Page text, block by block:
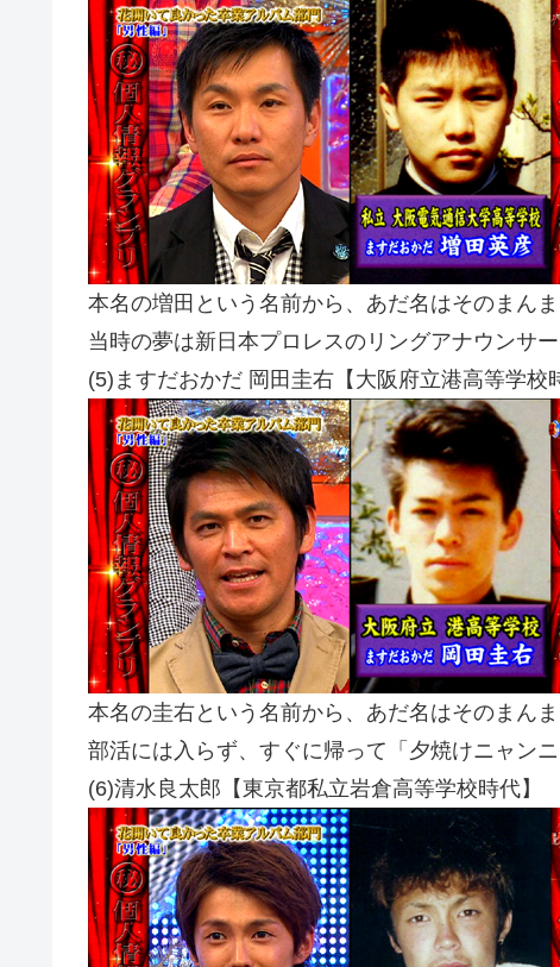
本名の増田という名前から、あだ名はそのまんま
当時の夢は新日本プロレスのリングアナウンサー
(5)ますだおかだ 岡田圭右【大阪府立港高等学校
本名の圭右という名前から、あだ名はそのまんま
部活には入らず、すぐに帰って「夕焼けニャン
(6)清水良太郎【東京都私立岩倉高等学校時代】